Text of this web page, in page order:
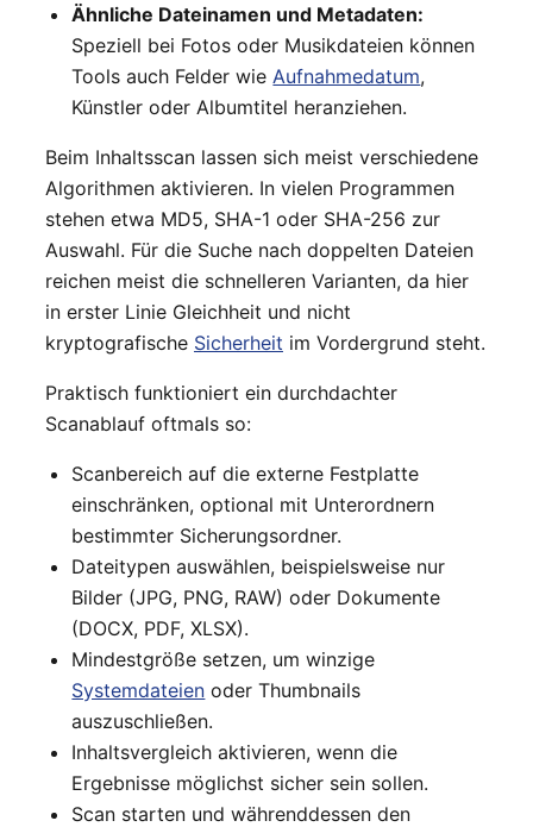
Ähnliche Dateinamen und Metadaten:
Speziell bei Fotos oder Musikdateien können
Tools auch Felder wie Aufnahmedatum,
Künstler oder Albumtitel heranziehen.
Beim Inhaltsscan lassen sich meist verschiedene
Algorithmen aktivieren. In vielen Programmen
stehen etwa MD5, SHA-1 oder SHA-256 zur
Auswahl. Für die Suche nach doppelten Dateien
reichen meist die schnelleren Varianten, da hier
in erster Linie Gleichheit und nicht
kryptografische Sicherheit im Vordergrund steht.
Praktisch funktioniert ein durchdachter
Scanablauf oftmals so:
Scanbereich auf die externe Festplatte
einschränken, optional mit Unterordnern
bestimmter Sicherungsordner.
Dateitypen auswählen, beispielsweise nur
Bilder (JPG, PNG, RAW) oder Dokumente
(DOCX, PDF, XLSX).
Mindestgröße setzen, um winzige
Systemdateien oder Thumbnails
auszuschließen.
Inhaltsvergleich aktivieren, wenn die
Ergebnisse möglichst sicher sein sollen.
Scan starten und währenddessen den